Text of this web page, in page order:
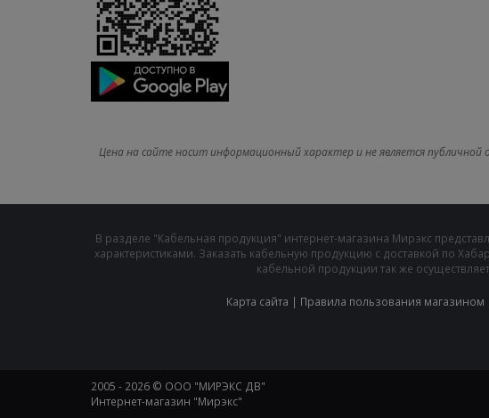
Цена на сайте носит информационный характер и не является
В разделе "Кабельная продукция" интернет-магазина Мирэкс
характеристиками. Заказать кабельную продукцию с доставкой по
кабельной продукции так же
Карта сайта | Правила пользования магазином
2005 - 2026 © ООО "МИРЭКС ДВ"
Интернет-магазин "Мирэкс"